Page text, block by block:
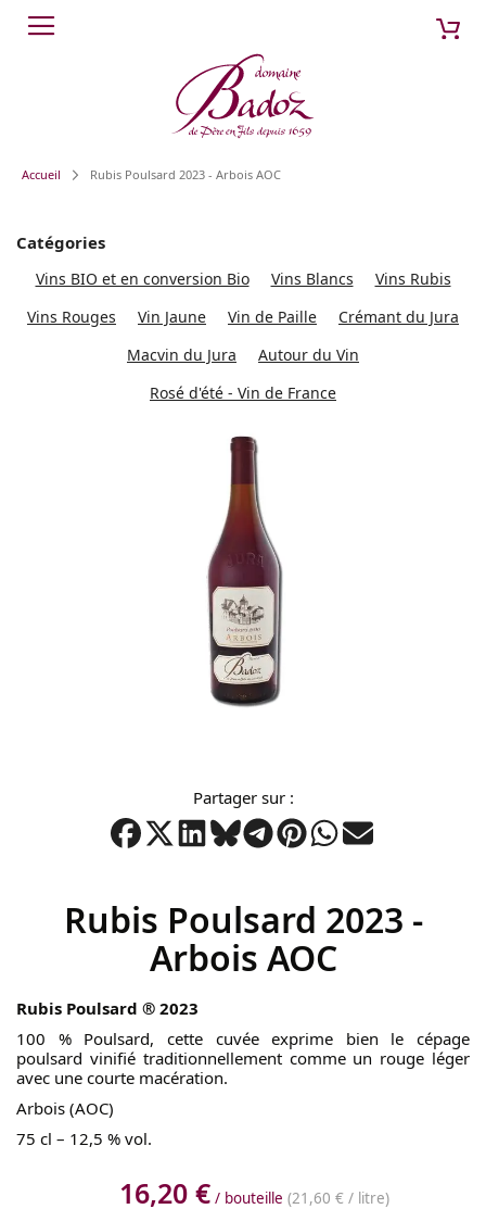
Aller
au
Accueil Rubis Poulsard 2023 - Arbois AOC
Catégories
Vins BIO et en conversion Bio Vins Blancs
Vins Rubis
Vins Rouges
Vin Jaune Vin de Paille
Crémant du Jura
Macvin du Jura
Autour du Vin
Rosé d'été - Vin de France
d’images
Partager sur :
Rubis Poulsard 2023 -
Arbois AOC
Rubis Poulsard ® 2023
100 % Poulsard, cette cuvée exprime bien le cépage
poulsard vinifié traditionnellement comme un rouge léger
avec une courte macération.
Arbois (AOC)
75 cl – 12,5 % vol.
16,20 € / bouteille (21,60 € / litre)